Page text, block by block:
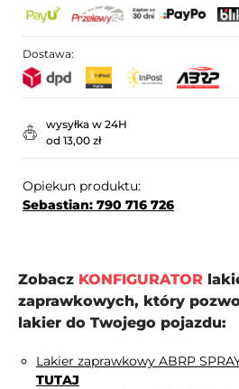
Dostawa:
wysyłka w 24H
od 13,00 zł
Opiekun produktu:
Sebastian: 790 716 726
Zobacz KONFIGURATOR
zaprawkowych, który
lakier do Twojego pojazdu:
Lakier zaprawkowy ABRP
TUTAJ